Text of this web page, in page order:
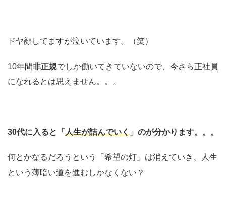
ドヤ顔してますが泣いています。（笑）
10年間非正規でしか働いてきていないので、今さら正社員
になれるとは思えません。。。
30代に入ると「 人生が詰んでいく 」のが分かります。。。
何とかなるだろうという「希望の灯」は消えていき、人生
という薄暗い道を進むしかなくない？